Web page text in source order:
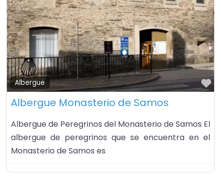
Albergue
Albergue Monasterio de Samos
Albergue de Peregrinos del Monasterio de Samos El
albergue de peregrinos que se encuentra en el
Monasterio de Samos es